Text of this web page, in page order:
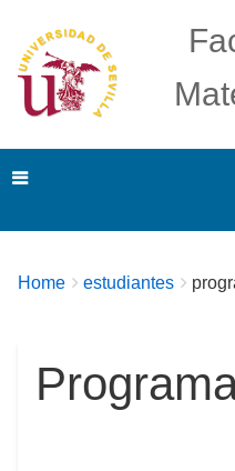
Breadcrumbs
You
Home estudiantes